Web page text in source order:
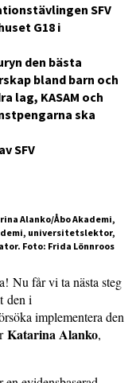
SFV
G18 i
den bästa
bland barn och
lag, KASAM och
ska
SFV
Alanko/Åbo Akademi,
universitetslektor,
Foto: Frida Lönnroos
Nu får vi ta nästa steg
den i
implementera den
Katarina Alanko,